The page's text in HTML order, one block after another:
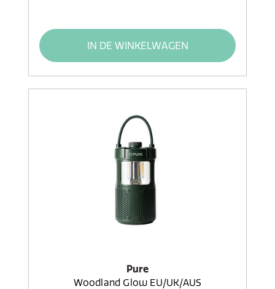
IN DE WINKELWAGEN
Pure
Woodland Glow EU/UK/AUS